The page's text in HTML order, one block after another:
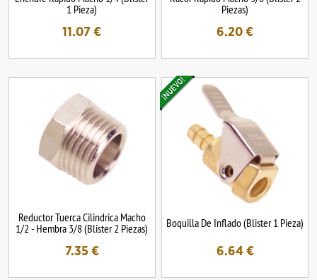
1 Pieza)
11.07 €
Piezas)
6.20 €
Reductor Tuerca Cilindrica Macho
1/2 - Hembra 3/8 (Blister 2 Piezas)
7.35 €
Boquilla De Inflado (Blister 1 Pieza)
6.64€